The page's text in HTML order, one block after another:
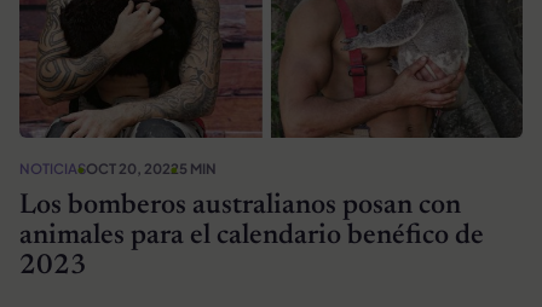
NOTICIASOCT 20, 20225 MIN
Los bomberos australianos posan con
animales para el calendario benéfico de
2023